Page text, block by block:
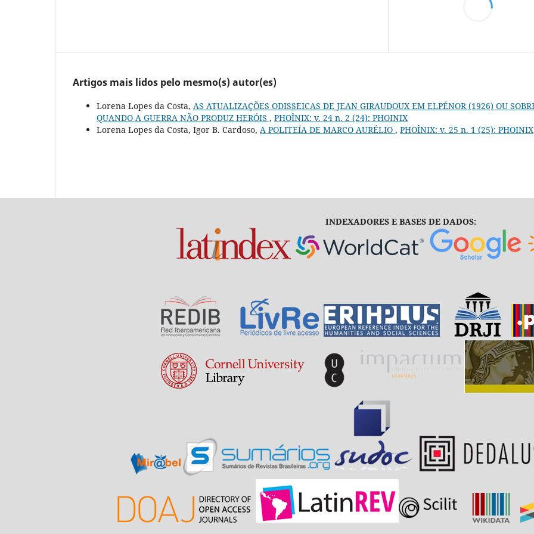
Artigos mais lidos pelo mesmo(s) autor(es)
Lorena Lopes da Costa, AS ATUALIZAÇÕES ODISSEICAS DE JEAN GIRAUDOUX EM ELPÉNOR (1926) OU
QUANDO A GUERRA NÃO PRODUZ HERÓIS , PHOÎNIX: v. 24 n. 2 (24): PHOINIX
Lorena Lopes da Costa, Igor B. Cardoso, A POLITEÍA DE MARCO AURÉLIO , PHOÎNIX: v. 25 n. 1 (25): PHOINIX
INDEXADORES E BASES DE DADOS: